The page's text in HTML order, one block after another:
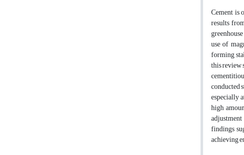
Cement is
results
use of
forming
this review
conducted
especially
high
findings
achieving